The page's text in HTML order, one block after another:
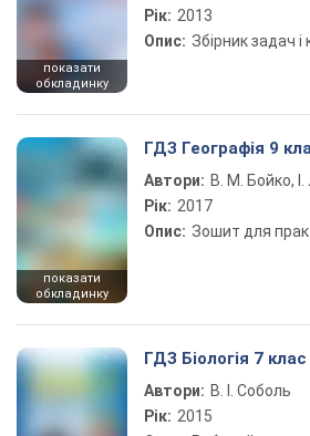
показати
обкладинку
Рік: 2013
Опис: Збірник задач і
показати
обкладинку
ГДЗ Географія 9
Автори: В. М. Бойко,
Рік: 2017
Опис: Зошит для
ГДЗ Біологія 7 клас
Автори: В. І. Соболь
Рік: 2015